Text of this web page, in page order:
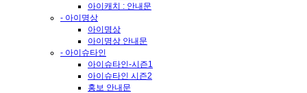
아이캐치 : 안내문
- 아이명상
아이명상
아이명상 안내문
- 아이슈타인
아이슈타인-시즌1
아이슈타인 시즌2
홍보 안내문